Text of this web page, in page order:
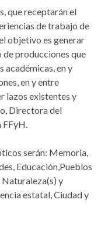
que receptarán el
de trabajo de
objetivo es generar
de producciones que
académicas, en y
en y entre
lazos existentes y
Directora del
serán: Memoria,
Educación,Pueblos
y
estatal, Ciudad y